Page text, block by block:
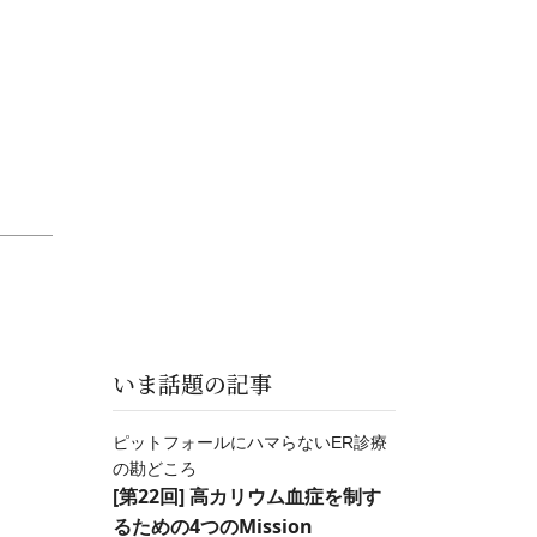
いま話題の記事
ピットフォールにハマらないER診療
の勘どころ
[第22回] 高カリウム血症を制す
るための4つのMission